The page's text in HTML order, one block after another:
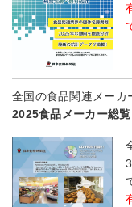
全国の食品関連メー
2025食品メーカー総覧